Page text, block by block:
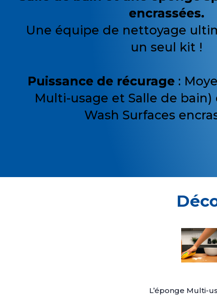
encrassées.
Une équipe de nettoyage
un seul kit !
Puissance de récurage :
Multi-usage et Salle de bain)
Wash Surfaces
L’éponge Multi-